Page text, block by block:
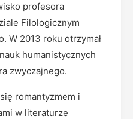
profesora
Filologicznym
W 2013 roku otrzymał
humanistycznych
zwyczajnego.
romantyzmem i
w literaturze